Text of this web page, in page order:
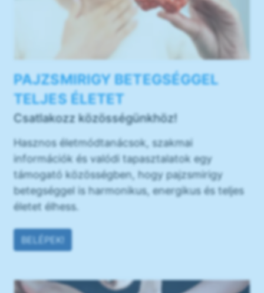
PAJZSMIRIGY BETEGSÉGGEL
TELJES ÉLETET
Csatlakozz közösségünkhöz!
Hasznos életmódtanácsok, szakmai
információk és valódi tapasztalatok egy
támogató közösségben, hogy pajzsmirigy
betegséggel is harmonikus, energikus és teljes
életet élhess.
BELÉPEK!